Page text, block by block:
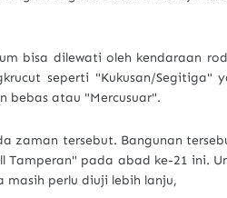
bisa dilewati oleh kendaraan
seperti "Kukusan/Segitiga"
bebas atau "Mercusuar".
zaman tersebut. Bangunan
pada abad ke-21 ini.
masih perlu diuji lebih lanju,